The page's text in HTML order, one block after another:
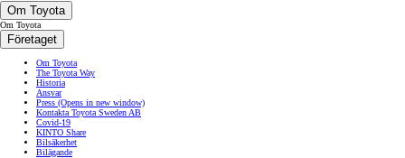
Om Toyota
Om Toyota
Företaget
Om Toyota
The Toyota Way
Historia
Ansvar
Press (Opens in new window)
Kontakta Toyota Sweden AB
Covid-19
KINTO Share
Bilsäkerhet
Bilägande